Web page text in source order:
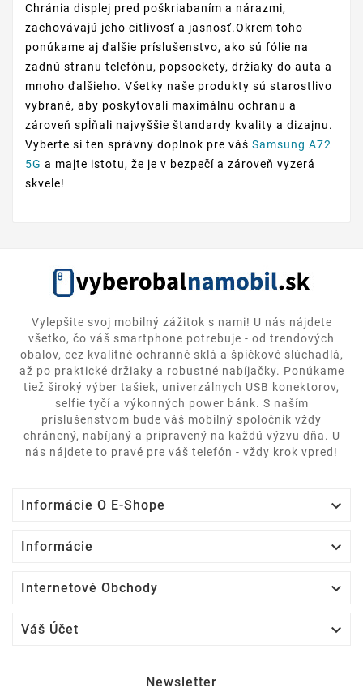
Chránia displej pred poškriabaním a nárazmi,
zachovávajú jeho citlivosť a jasnosť.Okrem toho
ponúkame aj ďalšie príslušenstvo, ako sú fólie na
zadnú stranu telefónu, popsockety, držiaky do auta a
mnoho ďalšieho. Všetky naše produkty sú starostlivo
vybrané, aby poskytovali maximálnu ochranu a
zároveň spĺňali najvyššie štandardy kvality a dizajnu.
Vyberte si ten správny doplnok pre váš Samsung A72
5G a majte istotu, že je v bezpečí a zároveň vyzerá
skvele!
Vylepšite svoj mobilný zážitok s nami! U nás nájdete
všetko, čo váš smartphone potrebuje - od trendových
obalov, cez kvalitné ochranné sklá a špičkové slúchadlá,
až po praktické držiaky a robustné nabíjačky. Ponúkame
tiež široký výber tašiek, univerzálnych USB konektorov,
selfie tyčí a výkonných power bánk. S naším
príslušenstvom bude váš mobilný spoločník vždy
chránený, nabíjaný a pripravený na každú výzvu dňa. U
nás nájdete to pravé pre váš telefón - vždy krok vpred!
Informácie O E-Shope 
Informácie 
Internetové Obchody 
Váš Účet 
Newsletter